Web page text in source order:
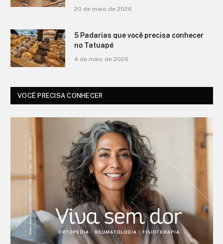
20 de maio de 2026
5 Padarias que você precisa conhecer
no Tatuapé
4 de maio de 2026
VOCÊ PRECISA CONHECER